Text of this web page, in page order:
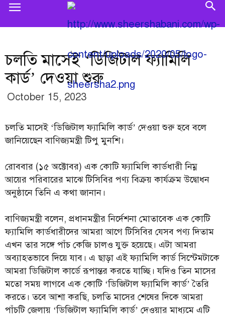
চলতি মাসেই ‘ডিজিটাল ফ্যামিলি
কার্ড’ দেওয়া শুরু
October 15, 2023
চলতি মাসেই ‘ডিজিটাল ফ্যামিলি কার্ড’ দেওয়া শুরু হবে বলে
জানিয়েছেন বাণিজ্যমন্ত্রী টিপু মুনশি।
রোববার (১৫ অক্টোবর) এক কোটি ফ্যামিলি কার্ডধারী নিম্ন
আয়ের পরিবারের মাঝে টিসিবির পণ্য বিক্রয় কার্যক্রম উদ্বোধন
অনুষ্ঠানে তিনি এ কথা জানান।
বাণিজ্যমন্ত্রী বলেন, প্রধানমন্ত্রীর নির্দেশনা মোতাবেক এক কোটি
ফ্যামিলি কার্ডধারীদের আমরা আগে টিসিবির যেসব পণ্য দিতাম
এখন তার সঙ্গে পাঁচ কেজি চালও যুক্ত হয়েছে। এটা আমরা
অব্যাহতভাবে দিয়ে যাব। এ ছাড়া এই ফ্যামিলি কার্ড সিস্টেমটাকে
আমরা ডিজিটাল কার্ডে রূপান্তর করতে যাচ্ছি। যদিও তিন মাসের
মতো সময় লাগবে এক কোটি ‘ডিজিটাল ফ্যামিলি কার্ড’ তৈরি
করতে। তবে আশা করছি, চলতি মাসের শেষের দিকে আমরা
পাঁচটি জেলায় ‘ডিজিটাল ফ্যামিলি কার্ড’ দেওয়ার মাধ্যমে এটি